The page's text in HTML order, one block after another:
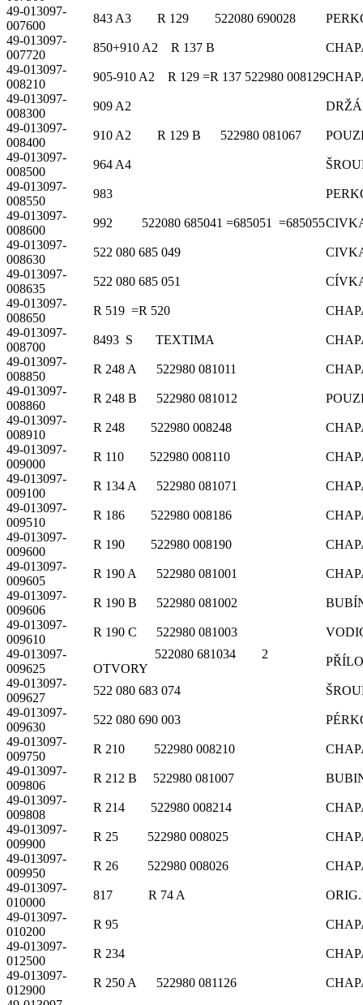
49-013097-
007600
843 A3 R 129 522080 690028
49-013097-
007720
850+910 A2 R 137 B
49-013097-
008210
905-910 A2 R 129 =R 137 522980 008129
49-013097-
008300
909 A2
49-013097-
008400
910 A2 R 129 B 522980 081067
49-013097-
008500
964 A4
49-013097-
008550
983
49-013097-
008600
992 522080 685041 =685051 =685055
49-013097-
008630
522 080 685 049
49-013097-
008635
522 080 685 051
49-013097-
008650
R 519 =R 520
49-013097-
008700
8493 S TEXTIMA
49-013097-
008850
R 248 A 522980 081011
49-013097-
008860
R 248 B 522980 081012
49-013097-
008910
R 248 522980 008248
49-013097-
009000
R 110 522980 008110
49-013097-
009100
R 134 A 522980 081071
49-013097-
009510
R 186 522980 008186
49-013097-
009600
R 190 522980 008190
49-013097-
009605
R 190 A 522980 081001
49-013097-
009606
R 190 B 522980 081002
49-013097-
009610
R 190 C 522980 081003
49-013097-
009625
522080 681034 2
OTVORY
49-013097-
009627
522 080 683 074
49-013097-
009630
522 080 690 003
49-013097-
009750
R 210 522980 008210
49-013097-
009806
R 212 B 522980 081007
49-013097-
009808
R 214 522980 008214
49-013097-
009900
R 25 522980 008025
49-013097-
009950
R 26 522980 008026
49-013097-
010000
817 R 74 A
49-013097-
010200
R 95
49-013097-
012500
R 234
49-013097-
012900
R 250 A 522980 081126